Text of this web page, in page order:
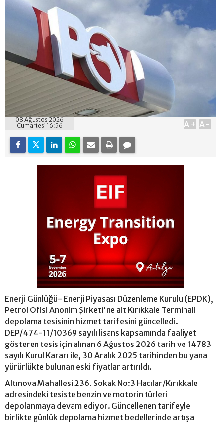
08 Ağustos 2026
Cumartesi 16:56
A+ A-
Enerji Günlüğü- Enerji Piyasası Düzenleme Kurulu (EPDK),
Petrol Ofisi Anonim Şirketi'ne ait Kırıkkale Terminali
depolama tesisinin hizmet tarifesini güncelledi.
DEP/474-11/10369 sayılı lisans kapsamında faaliyet
gösteren tesis için alınan 6 Ağustos 2026 tarih ve 14783
sayılı Kurul Kararı ile, 30 Aralık 2025 tarihinden bu yana
yürürlükte bulunan eski fiyatlar artırıldı.
Altınova Mahallesi 236. Sokak No:3 Hacılar/Kırıkkale
adresindeki tesiste benzin ve motorin türleri
depolanmaya devam ediyor. Güncellenen tarifeyle
birlikte günlük depolama hizmet bedellerinde artışa